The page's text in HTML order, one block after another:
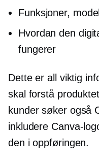
Funksjoner,
Hvordan den
fungerer
Dette er all viktig
skal forstå
kunder søker også
inkludere Canva-
den i oppføringen.